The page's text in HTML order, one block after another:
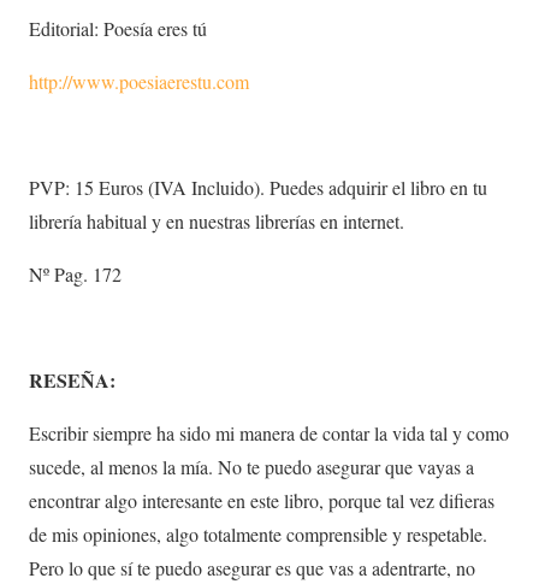
Editorial: Poesía eres tú
http://www.poesiaerestu.com
PVP: 15 Euros (IVA Incluido). Puedes adquirir el libro en tu
librería habitual y en nuestras librerías en internet.
Nº Pag. 172
RESEÑA:
Escribir siempre ha sido mi manera de contar la vida tal y como
sucede, al menos la mía. No te puedo asegurar que vayas a
encontrar algo interesante en este libro, porque tal vez difieras
de mis opiniones, algo totalmente comprensible y respetable.
Pero lo que sí te puedo asegurar es que vas a adentrarte, no